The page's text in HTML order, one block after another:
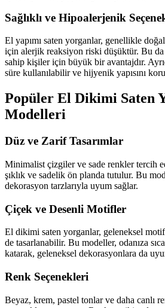
Sağlıklı ve Hipoalerjenik
El yapımı saten yorganlar, genellikle
için alerjik reaksiyon riski düşüktür. Bu
sahip kişiler için büyük bir avantajdır.
süre kullanılabilir ve hijyenik yapısını
Popüler El Dikimi Saten
Modelleri
Düz ve Zarif Tasarımlar
Minimalist çizgiler ve sade renkler tercih
şıklık ve sadelik ön planda tutulur. Bu
dekorasyon tarzlarıyla uyum sağlar.
Çiçek ve Desenli Motifler
El dikimi saten yorganlar, geleneksel
de tasarlanabilir. Bu modeller, odanıza
katarak, geleneksel dekorasyonlara da
Renk Seçenekleri
Beyaz, krem, pastel tonlar ve daha canlı